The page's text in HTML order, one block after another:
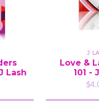
Lash
J
Love &
101 -